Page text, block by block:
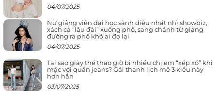
04/07/2025
Nữ giảng viên đại học sành điệu nhất nhì showbiz,
xách cả “lâu đài” xuống phố, sang chảnh từ giảng
đường ra phố khó ai đọ lại
04/07/2025
Tại sao giày thể thao giờ bị nhiều chị em “xếp xó” khi
mặc với quần jeans? Gái thanh lịch mê 3 kiểu này
hơn hẳn
03/07/2025